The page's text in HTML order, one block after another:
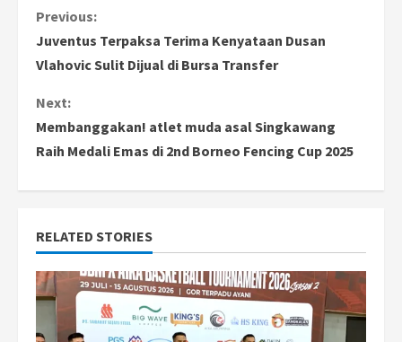
C
o
n
t
u
e
R
Previous:
Juventus Terpaksa Terima Kenyataan Dusan
Vlahovic Sulit Dijual di Bursa Transfer
Next:
Membanggakan! atlet muda asal Singkawang
Raih Medali Emas di 2nd Borneo Fencing Cup 2025
RELATED STORIES